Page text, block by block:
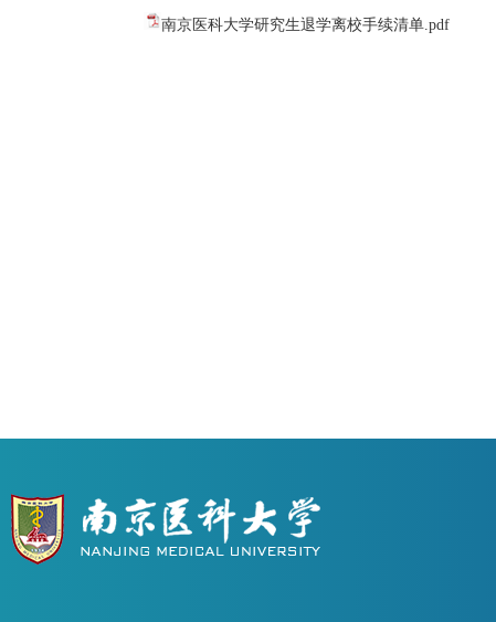
南京医科大学研究生退学离校手续清单.pdf